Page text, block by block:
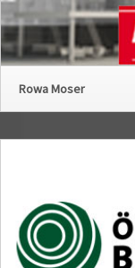
Rowa Moser